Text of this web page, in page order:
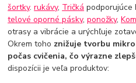
šortky.rukávy, Tričká podporujúce
telové oporné pásky,ponožky,
otrasy a vibrácie a urýchľuje
Okrem toho znižuje tvorbu
počas cvičenia, čo výrazne
dispozícii je veľa produktov: